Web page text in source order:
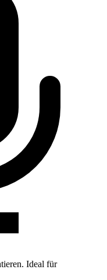
Ideal für